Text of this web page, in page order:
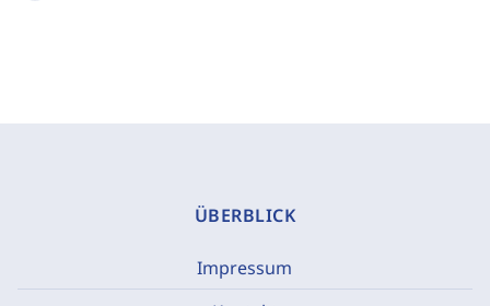
ÜBERBLICK
Impressum